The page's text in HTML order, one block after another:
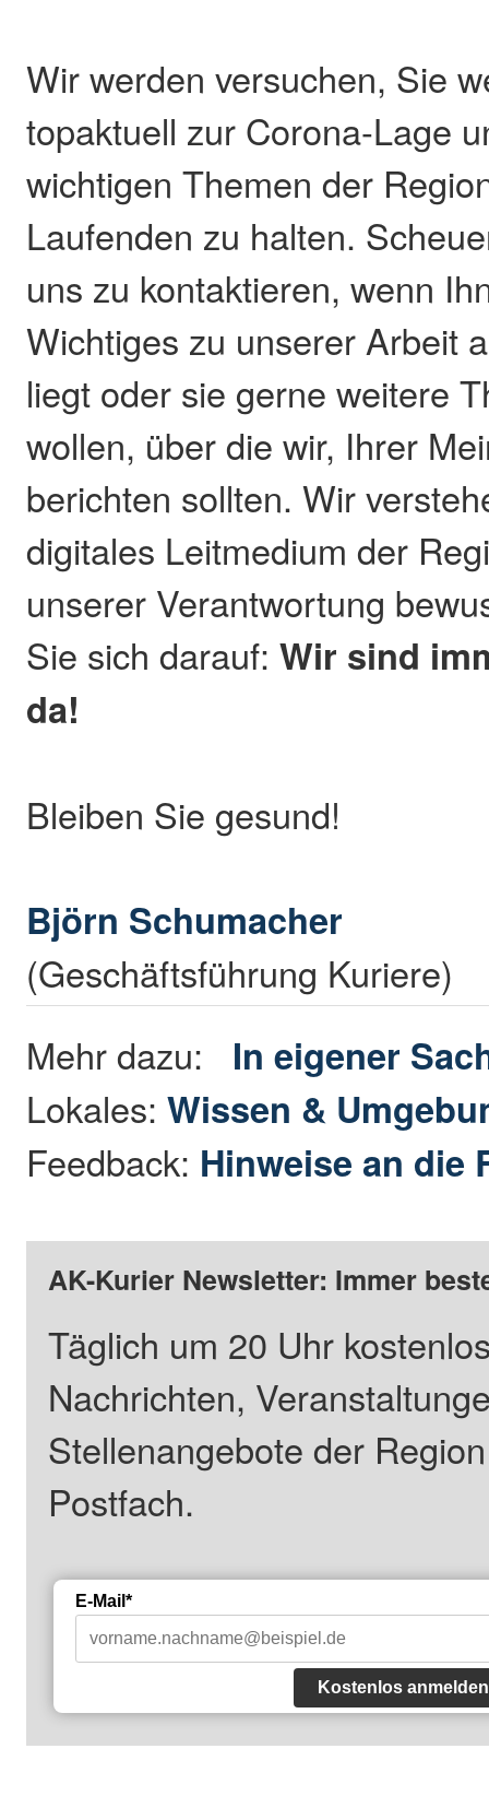
Wir werden versuchen, Sie
topaktuell zur Corona-Lage
wichtigen Themen der
Laufenden zu halten.
uns zu kontaktieren, wenn
Wichtiges zu unserer Arbeit
liegt oder sie gerne weitere
wollen, über die wir, Ihrer
berichten sollten. Wir
digitales Leitmedium der
unserer Verantwortung
Sie sich darauf:Wir sind
da!
Bleiben Sie gesund!
Björn Schumacher
(Geschäftsführung Kuriere)
Mehr dazu: In eigener
Lokales:Wissen &
Feedback: Hinweise an die
AK-Kurier Newsletter: Immer
Täglich um 20 Uhr
Nachrichten,
Stellenangebote der
Postfach.
E-Mail*
Kostenlos anmelden